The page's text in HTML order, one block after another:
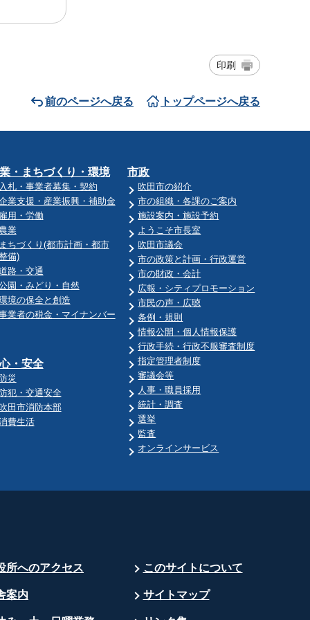
印刷
前のページへ戻る トップページへ戻る
・まちづくり・環境
札・事業者募集・契約
業支援・産業振興・補助金
用・労働
業
ちづくり(都市計画・都市
備)
路・交通
園・みどり・自然
境の保全と創造
業者の税金・マイナンバー
・安全
災
犯・交通安全
田市消防本部
費生活
市政
吹田市の紹介
市の組織・各課のご案内
施設案内・施設予約
ようこそ市長室
吹田市議会
市の政策と計画・行政運営
市の財政・会計
広報・シティプロモーション
市民の声・広聴
条例・規則
情報公開・個人情報保護
行政手続・行政不服審査制度
指定管理者制度
審議会等
人事・職員採用
統計・調査
選挙
監査
オンラインサービス
所へのアクセス このサイトについて
案内 サイトマップ